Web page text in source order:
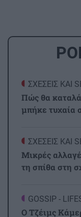
ΣΧΕΣΕΙΣ ΚΑΙ
Πώς θα
μπήκε τυχαία
ΣΧΕΣΕΙΣ ΚΑΙ
Μικρές
τη σπίθα στη
GOSSIP -
Ο Τζέιμς